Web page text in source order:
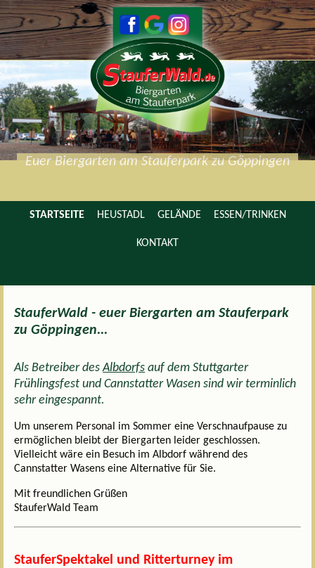
Euer Biergarten am Stauferpark zu Göppingen
STARTSEITE HEUSTADL GELÄNDE ESSEN/TRINKEN
KONTAKT
StauferWald - euer Biergarten am Stauferpark
zu Göppingen...
Als Betreiber desAlbdorfs auf dem Stuttgarter
Frühlingsfest und Cannstatter Wasen sind wir terminlich
sehr eingespannt.
Um unserem Personal im Sommer eine Verschnaufpause zu
ermöglichen bleibt der Biergarten leider geschlossen.
Vielleicht wäre ein Besuch im Albdorf während des
Cannstatter Wasens eine Alternative für Sie.
Mit freundlichen Grüßen
StauferWald Team
StauferSpektakel und Ritterturney im